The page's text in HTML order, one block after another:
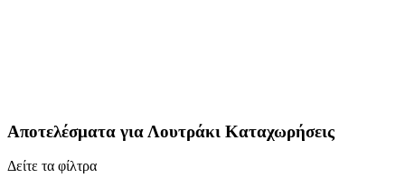
Αποτελέσματα για Λουτράκι Καταχωρήσεις
Δείτε τα φίλτρα